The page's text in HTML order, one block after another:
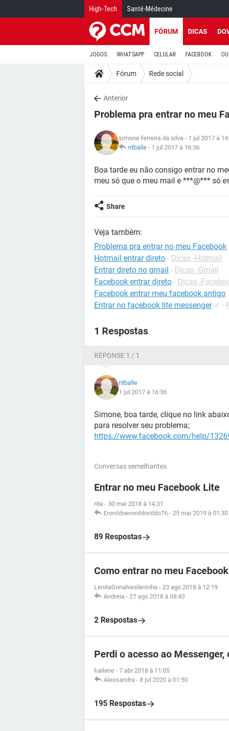
High-Tech Santé-Médecine
FÓRUM DICAS
JOGOS WHATSAPP CELULAR FACEBOOK
Fórum Rede social
Anterior
Problema pra entrar no meu
simone ferreira da silva - 1 jul 2017 à
ntballe - 1 jul 2017 à 16:36
Boa tarde eu não consigo entrar no
meu só que o meu mail e ***@*** só
Share
Veja também:
Problema pra entrar no meu Facebook
Hotmail entrar direto - Dicas -Hotmail
Entrar direto no gmail - Dicas -Gmail
Facebook entrar direto - Dicas -
Facebook entrar meu facebook antigo
Entrar no facebook lite messenger ✓ -
1 Respostas
RÉPONSE 1 / 1
ntballe
1 jul 2017 à 16:36
Simone, boa tarde, clique no link
para resolver seu problema;
https://www.facebook.com/help/
Conversas semelhantes
Entrar no meu Facebook Lite
rita - 30 mai 2018 à 14:31
Eronildoeronildonildo76 - 25 mai 2019 à 01:30
89 Respostas
Como entrar no meu
LenitaGonalvesleninha - 23 ago 2018 à 12:19
Andreia - 27 ago 2018 à 08:43
2 Respostas
Perdi o acesso ao
kailane - 7 abr 2018 à 11:05
Alessandra - 8 jul 2020 à 01:50
195 Respostas